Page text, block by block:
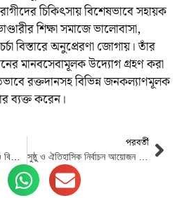
চিকিৎসায় বিশেষভাবে সহায়ক
শিক্ষা সমাজে ভালোবাসা,
বিস্তারে অনুপ্রেরণা জোগায়। তাঁর
মানবসেবামূলক উদ্যোগ গ্রহণ করা
রক্তদানসহ বিভিন্ন জনকল্যাণমূলক
ব্যক্ত করেন।
মঙ্গলবার সকালে সংসদ সদস্য ও বিকেলে মন্ত্রিসভার শপথ: আইন উপদেষ্টা
পরবর্তী
সুষ্ঠু ও ঐতিহাসিক নির্বাচন আয়োজন করায় নির্বাচন সংশ্লিষ্টদের প্রতি উপদেষ্টা পরিষদে ধন্যবাদ জ্ঞাপন